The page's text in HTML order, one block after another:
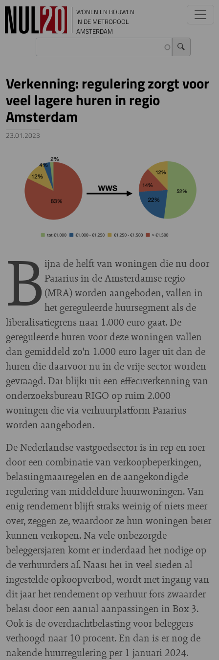
Overslaan en naar de inhoud gaan
WONEN EN BOUWEN
IN DE METROPOOL
AMSTERDAM
Verkenning: regulering zorgt voor
veel lagere huren in regio
Amsterdam
23.01.2023
B ijna de helft van woningen die nu door
Pararius in de Amsterdamse regio
(MRA) worden aangeboden, vallen in
het gereguleerde huursegment als de
liberalisatiegrens naar 1.000 euro gaat. De
gereguleerde huren voor deze woningen vallen
dan gemiddeld zo'n 1.000 euro lager uit dan de
huren die daarvoor nu in de vrije sector worden
gevraagd. Dat blijkt uit een effectverkenning van
onderzoeksbureau RIGO op ruim 2.000
woningen die via verhuurplatform Pararius
worden aangeboden.
De Nederlandse vastgoedsector is in rep en roer
door een combinatie van verkoopbeperkingen,
belastingmaatregelen en de aangekondigde
regulering van middeldure huurwoningen. Van
enig rendement blijft straks weinig of niets meer
over, zeggen ze, waardoor ze hun woningen beter
kunnen verkopen. Na vele onbezorgde
beleggersjaren komt er inderdaad het nodige op
de verhuurders af. Naast het in veel steden al
ingestelde opkoopverbod, wordt met ingang van
dit jaar het rendement op verhuur fors zwaarder
belast door een aantal aanpassingen in Box 3.
Ook is de overdrachtbelasting voor beleggers
verhoogd naar 10 procent. En dan is er nog de
nakende huurregulering per 1 januari 2024.